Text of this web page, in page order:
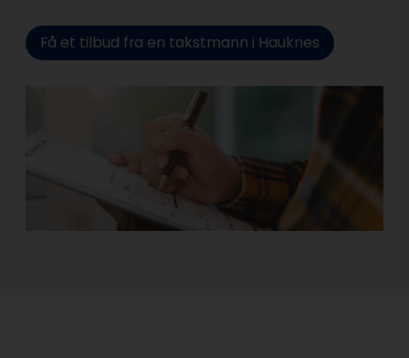
Få et tilbud fra en takstmann i Hauknes